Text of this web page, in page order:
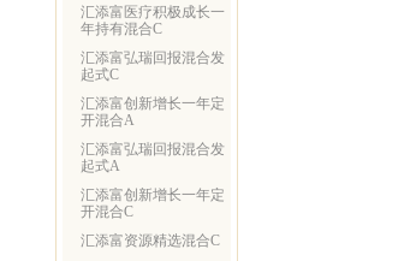
汇添富医疗积极成长一
年持有混合C
汇添富弘瑞回报混合发
起式C
汇添富创新增长一年定
开混合A
汇添富弘瑞回报混合发
起式A
汇添富创新增长一年定
开混合C
汇添富资源精选混合C